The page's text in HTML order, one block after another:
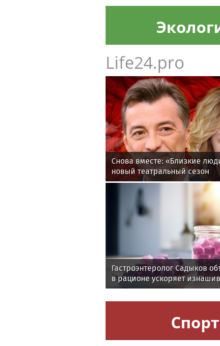
Life24.pro
Снова вместе: «Близкие
новый театральный сезон
Гастроэнтеролог Садыков
в рационе ускоряет
Спорт